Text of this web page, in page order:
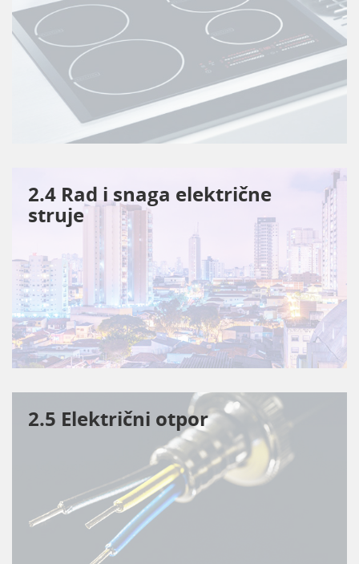
2.4 Rad i snaga električne
struje
2.5 Električni otpor